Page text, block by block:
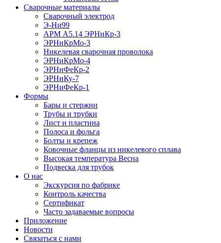
Сварочные материалы
Сварочный электрод
Э-Ни99
АРМ А5.14 ЭРНиКр-3
ЭРНиКрМо-3
Никелевая сварочная проволока
ЭРНиКрМо-4
ЭРНиФеКр-2
ЭРНиКу-7
ЭРНиФеКр-1
Формы
Бары и стержни
Трубы и трубки
Лист и пластина
Полоса и фольга
Болты и крепеж
Ковочные фланцы из никелевого сплава
Высокая температура Весна
Подвеска для трубок
О нас
Экскурсия по фабрике
Контроль качества
Сертификат
Часто задаваемые вопросы
Приложение
Новости
Связаться с нами